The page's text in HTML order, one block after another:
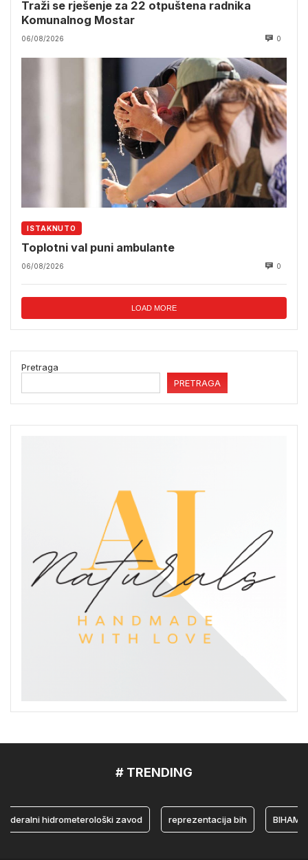
Traži se rješenje za 22 otpuštena radnika
Komunalnog Mostar
06/08/2026 0
ISTAKNUTO
Toplotni val puni ambulante
06/08/2026 0
LOAD MORE
Pretraga
PRETRAGA
# TRENDING
hidrometerološki zavod reprezentacija bih BIHAMK